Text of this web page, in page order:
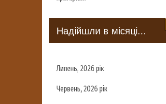
Надійшли в місяці...
Липень, 2026 рік
Червень, 2026 рік